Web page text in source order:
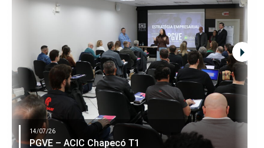
14/07/26
PGVE – ACIC Chapecó T1